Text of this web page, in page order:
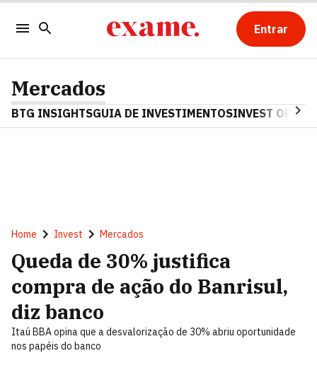
Entrar
Mercados
BTG INSIGHTSGUIA DE INVESTIMENTOSINVEST OPINA
Home Invest Mercados
Queda de 30% justifica
compra de ação do Banrisul,
diz banco
Itaú BBA opina que a desvalorização de 30% abriu oportunidade
nos papéis do banco